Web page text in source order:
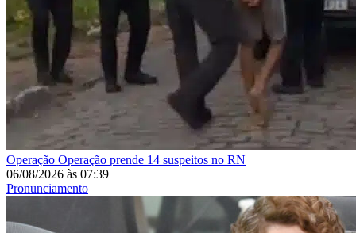
Operação Operação prende 14 suspeitos no RN
06/08/2026 às 07:39
Pronunciamento